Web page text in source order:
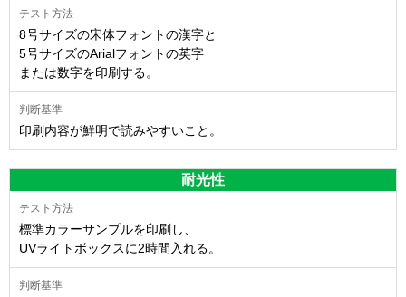
8号サイズの宋体フォントの漢字と
5号サイズのArialフォントの英字
または数字を印刷する。
印刷内容が鮮明で読みやすいこと。
耐光性
標準カラーサンプルを印刷し、
UVライトボックスに2時間入れる。